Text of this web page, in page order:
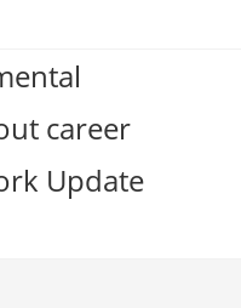
career
Update